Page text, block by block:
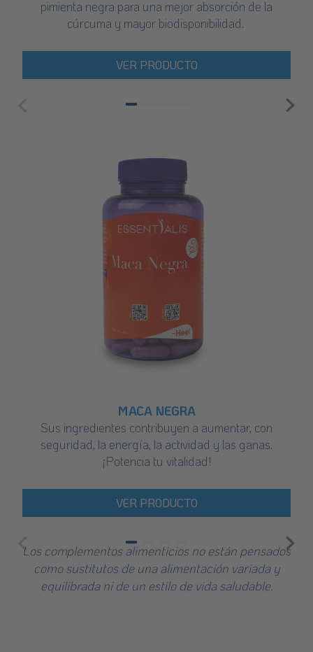
pimienta negra para una mejor absorción de la
cúrcuma y mayor biodisponibilidad.
VER PRODUCTO
MACA NEGRA
Sus ingredientes contribuyen a aumentar, con
seguridad, la energía, la actividad y las ganas.
¡Potencia tu vitalidad!
VER PRODUCTO
Los complementos alimenticios no están pensados
como sustitutos de una alimentación variada y
equilibrada ni de un estilo de vida saludable.